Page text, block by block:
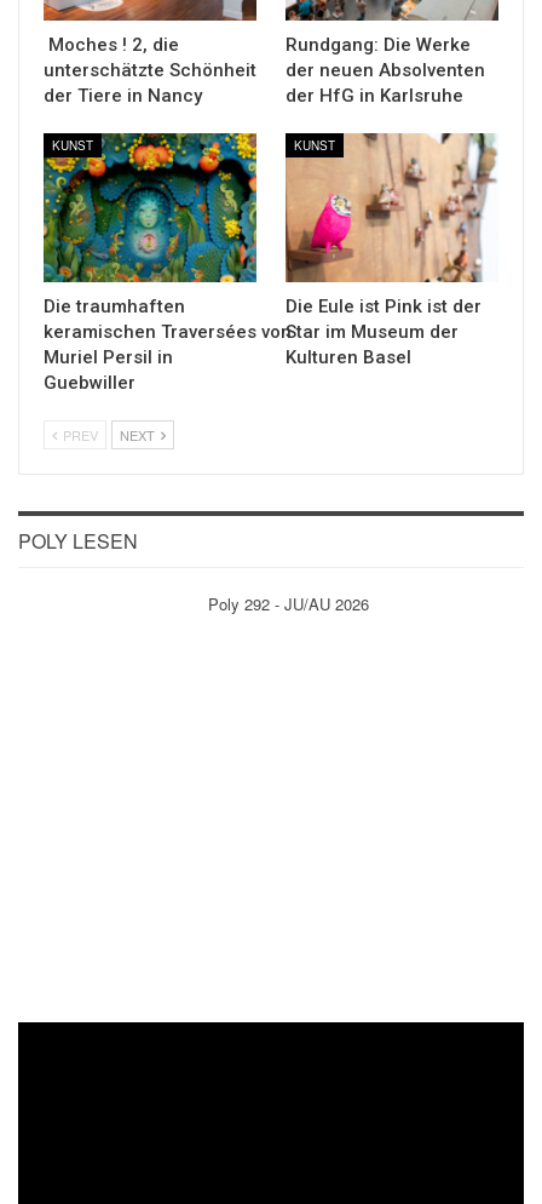
Moches ! 2, die
unterschätzte Schönheit
der Tiere in Nancy
Rundgang: Die Werke
der neuen Absolventen
der HfG in Karlsruhe
KUNST
Die traumhaften
keramischen Traversées von
Muriel Persil in
Guebwiller
KUNST
Die Eule ist Pink ist der
Star im Museum der
Kulturen Basel
PREV NEXT
POLY LESEN
Poly 292 - JU/AU 2026